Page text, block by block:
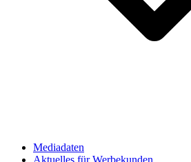
Mediadaten
Aktuelles für Werbekunden